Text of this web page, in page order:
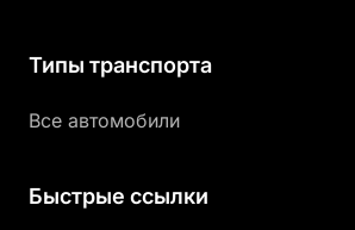
Типы транспорта
Все автомобили
Быстрые ссылки